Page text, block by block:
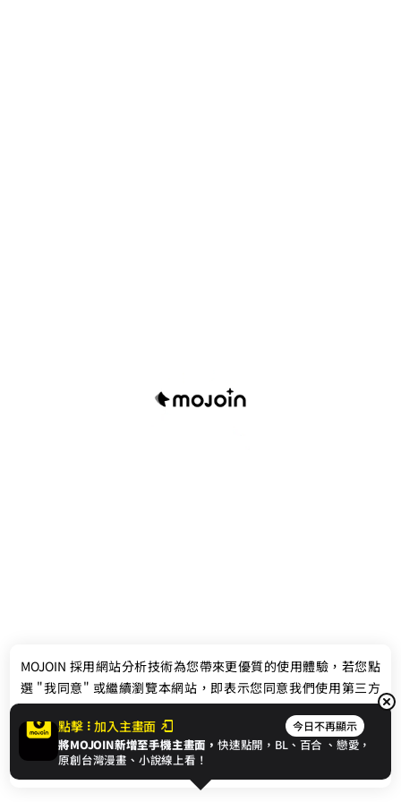
聯絡我們
© 2024 gamania Digital Entertainment Co., Ltd.
點擊 加入主畫面 今日不再顯示
將MOJOIN新增至手機主畫面，快速點開，BL、 百合 、戀愛，
原創台灣漫畫、小說線上看！
MOJOIN 採用網站分析技術為您帶來更優質的使用體驗，若您點
選 "我同意" 或繼續瀏覽本網站，即表示您同意我們使用第三方
Cookie，欲瞭解更多資訊請見隱私權政策。
我同意